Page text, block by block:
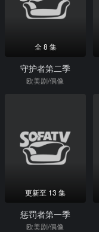
全 8 集
守护者第二季
欧美剧/偶像
更新至 13 集
惩罚者第一季
欧美剧/偶像